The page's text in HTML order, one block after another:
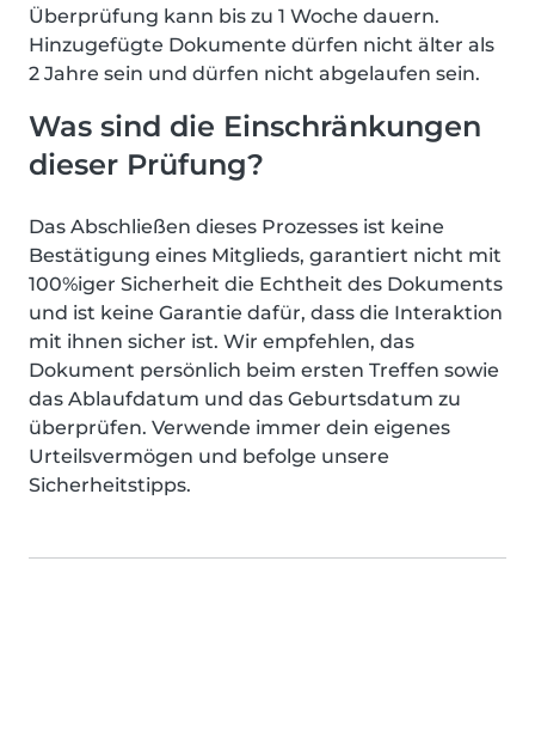
Überprüfung kann bis zu 1 Woche dauern.
Hinzugefügte Dokumente dürfen nicht älter als
2 Jahre sein und dürfen nicht abgelaufen sein.
Was sind die Einschränkungen
dieser Prüfung?
Das Abschließen dieses Prozesses ist keine
Bestätigung eines Mitglieds, garantiert nicht mit
100%iger Sicherheit die Echtheit des Dokuments
und ist keine Garantie dafür, dass die Interaktion
mit ihnen sicher ist. Wir empfehlen, das
Dokument persönlich beim ersten Treffen sowie
das Ablaufdatum und das Geburtsdatum zu
überprüfen. Verwende immer dein eigenes
Urteilsvermögen und befolge unsere
Sicherheitstipps.